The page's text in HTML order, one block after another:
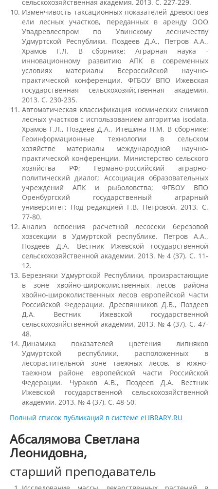
Студенческие отряды
Студенческий отряд «Водяной»
Студенческий отряд «Гризли»
Студенческий отряд «Земляне»
Студенческий отряд «Спасатели»
Студенческий отряд «Строй.ru»
Профсоюз
Единое окно по поддержке молодых
семей
Психолого-медико-педагогическая
комиссия
Военный учебный центр
Факультеты
Агрономический факультет
Кафедры АФ
История факультета
Учебно-материальная база
сельскохозяйственная академия. 2013. С. 227-229.
Изменчивость таксационных показателей древостоев
ели лесных участков, переданных в аренду ООО
Увадревлеспром по Увинскому лесничеству
Удмуртской Республики. Поздеев Д.А., Петров А.А.,
Храмов Г.Л. В сборнике: Аграрная наука -
инновационному развитию АПК в современных
условиях материалы Всероссийской научно-
практической конференции. ФГБОУ ВПО Ижевская
государственная сельскохозяйственная академия.
2013. С. 230-235.
Автоматическая классификация космических снимков
лесных участков с использованием алгоритма isodata.
Храмов Г.Л., Поздеев Д.А., Итешина Н.М. В сборнике:
Геоинформационные технологии в сельском
хозяйстве материалы международной научно-
практической конференции. Министерство сельского
хозяйства РФ; Германо-российский аграрно-
политический диалог; Ассоциация образовательных
учреждений АПК и рыболовства; ФГБОУ ВПО
Оренбургский государственный аграрный
университет; Под редакцией Г.В. Петровой. 2013. С.
77-80.
Анализ освоения расчетной лесосеки березовой
хозсекции в Удмуртской республике. Петров А.А.,
Поздеев Д.А. Вестник Ижевской государственной
сельскохозяйственной академии. 2013. № 4 (37). С. 11-
12.
Березняки Удмуртской Республики, произрастающие
в зоне хвойно-широколиственных лесов района
хвойно-широколиственных лесов европейской части
Российской Федерации. Дресвянников Д.В., Поздеев
Д.А. Вестник Ижевской государственной
сельскохозяйственной академии. 2013. № 4 (37). С. 47-
48.
Динамика показателей цветения липняков
Удмуртской республики, расположенных в
лесорастительной зоне таежных лесов, в южно-
таежном районе европейской части Российской
Федерации. Чураков А.В., Поздеев Д.А. Вестник
Ижевской государственной сельскохозяйственной
академии. 2013. № 4 (37). С. 48-50.
Полный список публикаций в системе eLIBRARY.RU
Абсалямова Светлана
Леонидовна,
старший преподаватель